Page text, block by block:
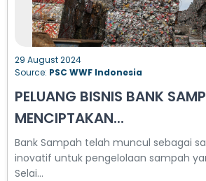
29 August 2024
Source: PSC WWF Indonesia
PELUANG BISNIS BANK
MENCIPTAKAN...
Bank Sampah telah muncul sebagai
inovatif untuk pengelolaan sampah
Selai...